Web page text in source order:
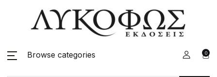
Browse categories 0